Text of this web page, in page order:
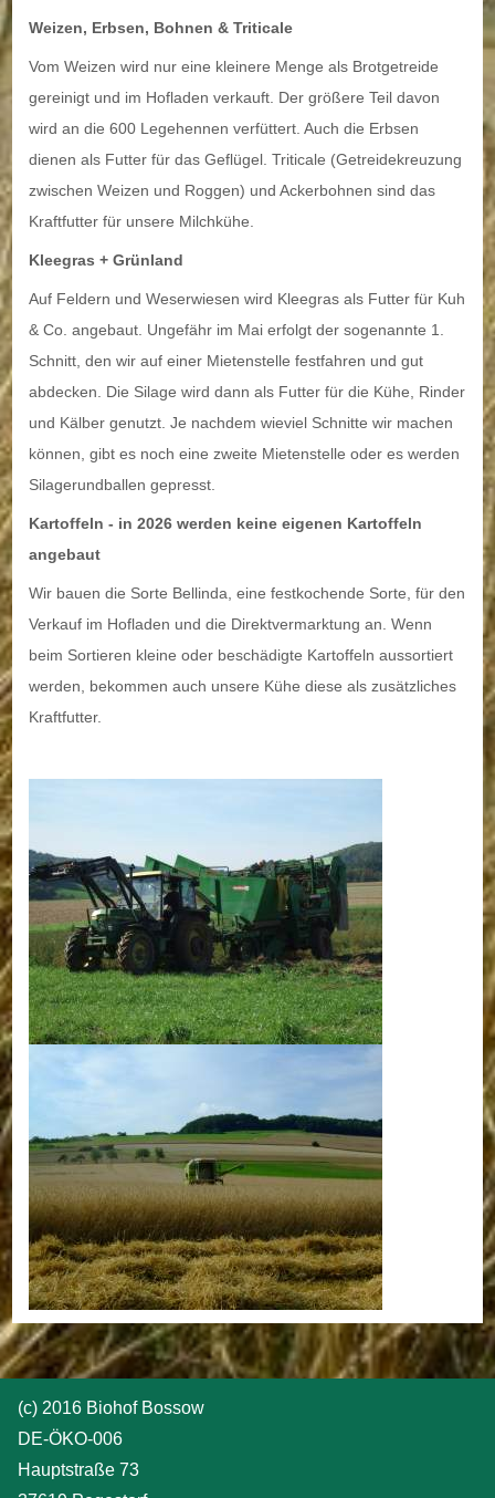
Weizen, Erbsen, Bohnen & Triticale
Vom Weizen wird nur eine kleinere Menge als Brotgetreide
gereinigt und im Hofladen verkauft. Der größere Teil davon
wird an die 600 Legehennen verfüttert. Auch die Erbsen
dienen als Futter für das Geflügel. Triticale (Getreidekreuzung
zwischen Weizen und Roggen) und Ackerbohnen sind das
Kraftfutter für unsere Milchkühe.
Kleegras + Grünland
Auf Feldern und Weserwiesen wird Kleegras als Futter für Kuh
& Co. angebaut. Ungefähr im Mai erfolgt der sogenannte 1.
Schnitt, den wir auf einer Mietenstelle festfahren und gut
abdecken. Die Silage wird dann als Futter für die Kühe, Rinder
und Kälber genutzt. Je nachdem wieviel Schnitte wir machen
können, gibt es noch eine zweite Mietenstelle oder es werden
Silagerundballen gepresst.
Kartoffeln - in 2026 werden keine eigenen Kartoffeln
angebaut
Wir bauen die Sorte Bellinda, eine festkochende Sorte, für den
Verkauf im Hofladen und die Direktvermarktung an. Wenn
beim Sortieren kleine oder beschädigte Kartoffeln aussortiert
werden, bekommen auch unsere Kühe diese als zusätzliches
Kraftfutter.
(c) 2016 Biohof Bossow
DE-ÖKO-006
Hauptstraße 73